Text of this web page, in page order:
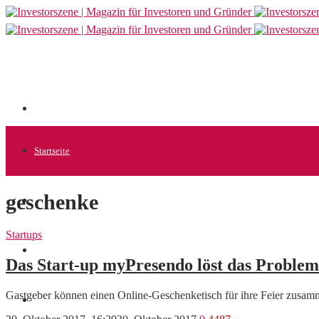
Startseite
Allgemein
News
geschenke
Startups
Das Start-up myPresendo löst das
Gastgeber können einen Online-Geschenketisch für ihre Feier